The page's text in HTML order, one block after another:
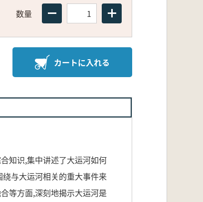
数量
カートに入れる
知识,集中讲述了大运河如何
与大运河相关的重大事件来
等方面,深刻地揭示大运河是